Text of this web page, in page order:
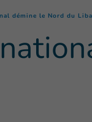
démine le Nord du